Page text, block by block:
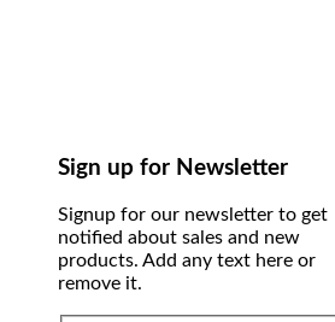
Sign up for Newsletter
Signup for our newsletter to get
notified about sales and new
products. Add any text here or
remove it.